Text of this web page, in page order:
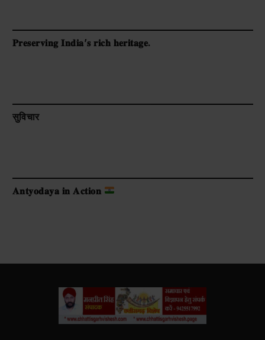
𝐏𝐫𝐞𝐬𝐞𝐫𝐯𝐢𝐧𝐠 𝐈𝐧𝐝𝐢𝐚’𝐬 𝐫𝐢𝐜𝐡 𝐡𝐞𝐫𝐢𝐭𝐚𝐠𝐞.
सुविचार
𝐀𝐧𝐭𝐲𝐨𝐝𝐚𝐲𝐚 𝐢𝐧 𝐀𝐜𝐭𝐢𝐨𝐧